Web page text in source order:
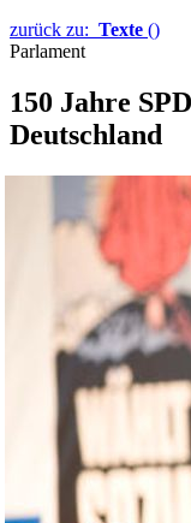
zurück zu: Texte ()
Parlament
150 Jahre
Deutschland